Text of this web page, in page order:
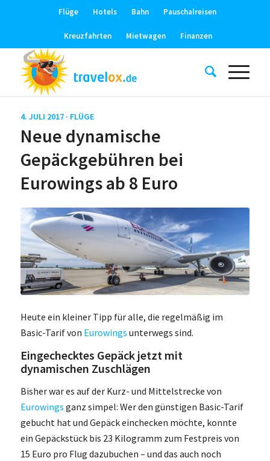
Flüge Hotels Bahn Pauschalreisen
Kreuzfahrten Mietwagen Finanzen
4. JULI 2017 · FLÜGE
Neue dynamische
Gepäckgebühren bei
Eurowings ab 8 Euro
Heute ein kleiner Tipp für alle, die regelmäßig im
Basic-Tarif von Eurowings unterwegs sind.
Eingechecktes Gepäck jetzt mit
dynamischen Zuschlägen
Bisher war es auf der Kurz- und Mittelstrecke von
Eurowings ganz simpel: Wer den günstigen Basic-Tarif
gebucht hat und Gepäck einchecken möchte, konnte
ein Gepäckstück bis 23 Kilogramm zum Festpreis von
15 Euro pro Flug dazubuchen – und das auch noch